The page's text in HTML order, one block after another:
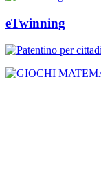
eTwinning